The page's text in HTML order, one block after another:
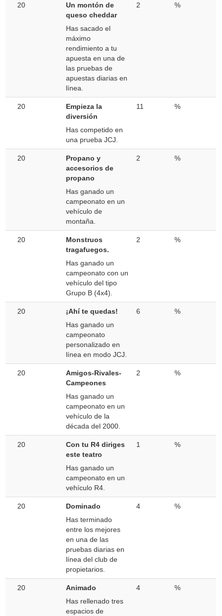
20
Un montón de
queso cheddar
Has sacado el
máximo
rendimiento a tu
apuesta en una de
las pruebas de
apuestas diarias en
línea.
2 %
20
Empieza la
diversión
Has competido en
una prueba JCJ.
11 %
20
Propano y
accesorios de
propano
Has ganado un
campeonato en un
vehículo de
montaña.
2 %
20
Monstruos
tragafuegos.
Has ganado un
campeonato con un
vehículo del tipo
Grupo B (4x4).
2 %
20
¡Ahí te quedas!
Has ganado un
campeonato
personalizado en
línea en modo JCJ.
6 %
20
Amigos-Rivales-
Campeones
Has ganado un
campeonato en un
vehículo de la
década del 2000.
2 %
20
Con tu R4 diriges
este teatro
Has ganado un
campeonato en un
vehículo R4.
1 %
20
Dominado
Has terminado
entre los mejores
en una de las
pruebas diarias en
línea del club de
propietarios.
4 %
20
Animado
Has rellenado tres
espacios de
4 %